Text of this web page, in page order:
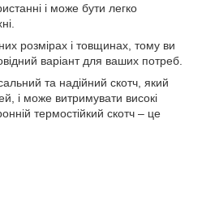
і може бути легко
розмірах і товщинах, тому ви
варіант для ваших потреб.
та надійний скотч, який
і може витримувати високі
термостійкий скотч – це